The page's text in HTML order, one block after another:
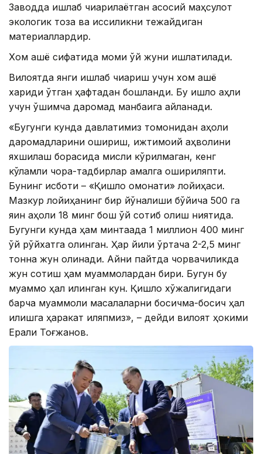
Заводда ишлаб чиқарилаётган асосий маҳсулот
экологик тоза ва иссиқликни тежайдиган
материаллардир.
Хом ашё сифатида момиқ қўй жуни ишлатилади.
Вилоятда янги ишлаб чиқариш учун хом ашё
хариди ўтган ҳафтадан бошланди. Бу қишлоқ аҳли
учун қўшимча даромад манбаига айланади.
«Бугунги кунда давлатимиз томонидан аҳоли
даромадларини ошириш, ижтимоий аҳволини
яхшилаш борасида мисли кўрилмаган, кенг
кўламли чора-тадбирлар амалга ошириляпти.
Бунинг исботи – «Қишлоқ омонати» лойиҳаси.
Мазкур лойиҳанинг бир йўналиши бўйича 500 га
яқин аҳоли 18 минг бош қўй сотиб олиш ниятида.
Бугунги кунда ҳам минтақада 1 миллион 400 минг
қўй рўйхатга олинган. Ҳар йили ўртача 2-2,5 минг
тонна жун олинади. Айни пайтда чорвачиликда
жун сотиш ҳам муаммолардан бири. Бугун бу
муаммо ҳал қилинган кун. Қишлоқ хўжалигидаги
барча муаммоли масалаларни босқичма-босқич ҳал
қилишга ҳаракат қиляпмиз», – дейди вилоят ҳокими
Ерали Тоғжанов.